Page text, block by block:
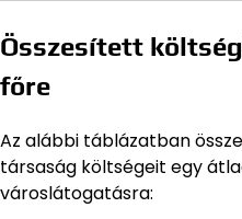
Összesített
főre
Az alábbi táblázatban
társaság költségeit egy
városlátogatásra: